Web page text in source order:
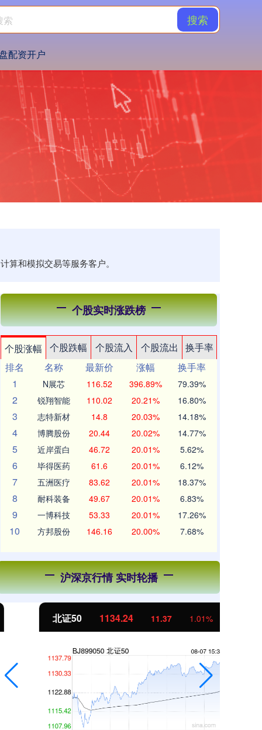
搜索
配资开户
和模拟交易等服务客户。
个股实时涨跌榜
个股涨幅 个股跌幅 个股流入 个股流出
换手率
排名
名称 最新价 涨幅
换手率
1
N展芯 116.52 396.89% 79.39%
2 锐翔智能 110.02 20.21% 16.80%
3 志特新材 14.8 20.03% 14.18%
4 博腾股份 20.44 20.02% 14.77%
5 近岸蛋白 46.72 20.01% 5.62%
6 毕得医药 61.6 20.01% 6.12%
7 五洲医疗 83.62 20.01% 18.37%
8 耐科装备 49.67 20.01% 6.83%
9 一博科技 53.33 20.01% 17.26%
10 方邦股份 146.16 20.00% 7.68%
沪深京行情 实时轮播
北证50 1134.24 11.37 1.01%